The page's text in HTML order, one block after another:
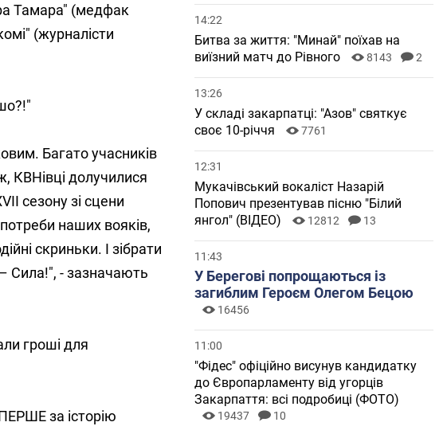
Тамара" (медфак
(журналісти
Багато учасників
КВНівці долучилися
сезону зі сцени
наших вояків,
скриньки. І зібрати
Сила!", - зазначають
гроші для
за історію
14:22
Битва за життя: "Минай" поїхав на
виїзний матч до Рівного
8143 2
13:26
У складі закарпатці: "Азов" святкує
своє 10-річчя
7761
12:31
Мукачівський вокаліст Назарій
Попович презентував пісню "Білий
янгол" (ВІДЕО)
12812 13
11:43
У Берегові попрощаються із
загиблим Героєм Олегом Бецою
16456
11:00
"Фідес" офіційно висунув кандидатку
до Європарламенту від угорців
Закарпаття: всі подробиці (ФОТО)
19437 10